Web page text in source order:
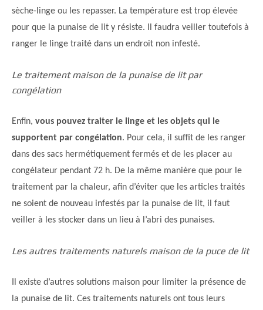
sèche-linge ou les repasser. La température est trop élevée
pour que la punaise de lit y résiste. Il faudra veiller toutefois à
ranger le linge traité dans un endroit non infesté.
Le traitement maison de la punaise de lit par
congélation
Enfin, vous pouvez traiter le linge et les objets qui le
supportent par congélation. Pour cela, il suffit de les ranger
dans des sacs hermétiquement fermés et de les placer au
congélateur pendant 72 h. De la même manière que pour le
traitement par la chaleur, afin d’éviter que les articles traités
ne soient de nouveau infestés par la punaise de lit, il faut
veiller à les stocker dans un lieu à l’abri des punaises.
Les autres traitements naturels maison de la puce de lit
Il existe d’autres solutions maison pour limiter la présence de
la punaise de lit. Ces traitements naturels ont tous leurs